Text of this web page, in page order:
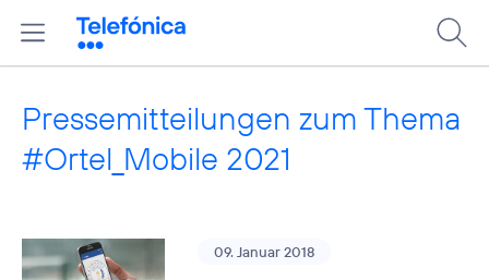
Pressemitteilungen zum Thema
#Ortel_Mobile 2021
09. Januar 2018